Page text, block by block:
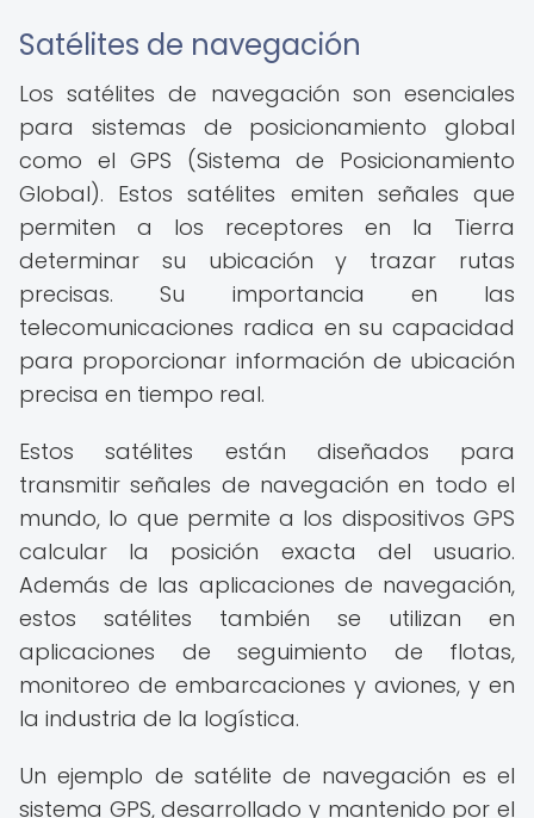
Satélites de navegación
Los satélites de navegación son esenciales
para sistemas de posicionamiento global
como el GPS (Sistema de Posicionamiento
Global). Estos satélites emiten señales que
permiten a los receptores en la Tierra
determinar su ubicación y trazar rutas
precisas. Su importancia en las
telecomunicaciones radica en su capacidad
para proporcionar información de ubicación
precisa en tiempo real.
Estos satélites están diseñados para
transmitir señales de navegación en todo el
mundo, lo que permite a los dispositivos GPS
calcular la posición exacta del usuario.
Además de las aplicaciones de navegación,
estos satélites también se utilizan en
aplicaciones de seguimiento de flotas,
monitoreo de embarcaciones y aviones, y en
la industria de la logística.
Un ejemplo de satélite de navegación es el
sistema GPS, desarrollado y mantenido por el